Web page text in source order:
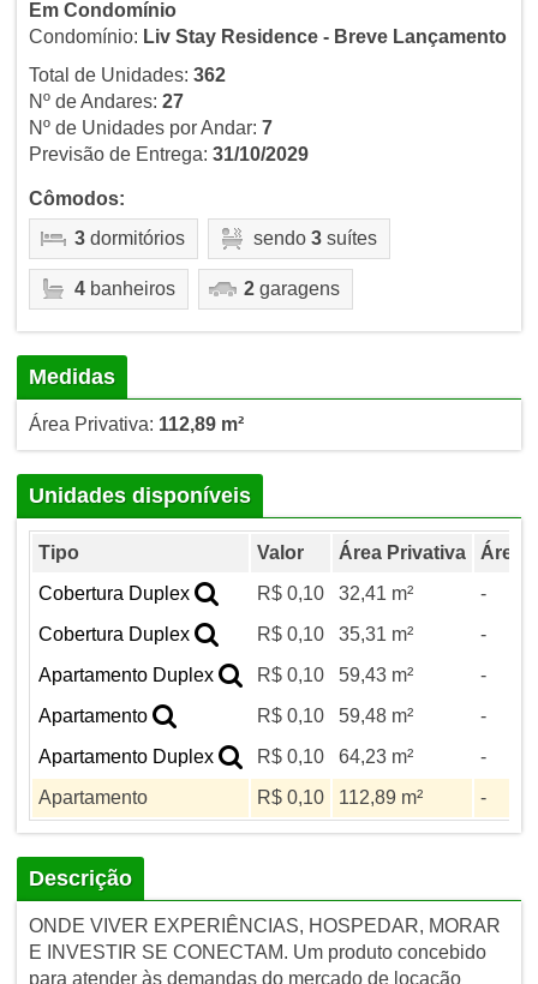
Em Condomínio
Condomínio: Liv Stay Residence - Breve Lançamento
Total de Unidades: 362
Nº de Andares: 27
Nº de Unidades por Andar: 7
Previsão de Entrega: 31/10/2029
Cômodos:
3dormitórios sendo 3suítes
4banheiros 2garagens
Medidas
Área Privativa: 112,89 m²
Unidades disponíveis
Tipo Valor Área Privativa
Área
Cobertura Duplex
R$ 0,10 32,41 m²
-
Cobertura Duplex
R$ 0,10 35,31 m²
-
Apartamento Duplex
R$ 0,10 59,43 m²
-
Apartamento
R$ 0,10 59,48 m²
-
Apartamento Duplex
R$ 0,10 64,23 m²
-
Apartamento
R$ 0,10 112,89 m² -
Descrição
ONDE VIVER EXPERIÊNCIAS, HOSPEDAR, MORAR
E INVESTIR SE CONECTAM. Um produto concebido
para atender às demandas do mercado de locação